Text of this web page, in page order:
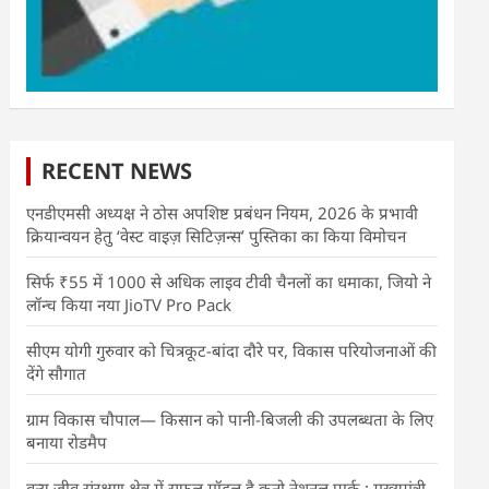
RECENT NEWS
एनडीएमसी अध्यक्ष ने ठोस अपशिष्ट प्रबंधन नियम, 2026 के प्रभावी
क्रियान्वयन हेतु ‘वेस्ट वाइज़ सिटिज़न्स’ पुस्तिका का किया विमोचन
सिर्फ ₹55 में 1000 से अधिक लाइव टीवी चैनलों का धमाका, जियो ने
लॉन्च किया नया JioTV Pro Pack
सीएम योगी गुरुवार को चित्रकूट-बांदा दौरे पर, विकास परियोजनाओं की
देंगे सौगात
ग्राम विकास चौपाल— किसान को पानी-बिजली की उपलब्धता के लिए
बनाया रोडमैप